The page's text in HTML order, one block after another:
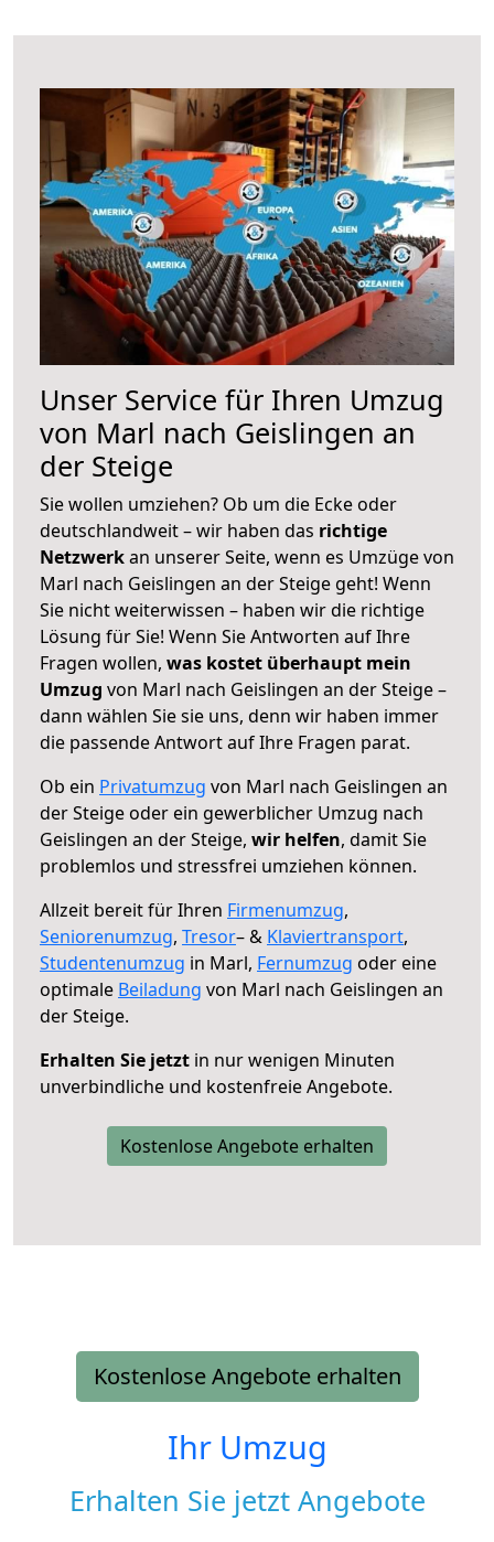
Unser Service für Ihren Umzug
von Marl nach Geislingen an
der Steige
Sie wollen umziehen? Ob um die Ecke oder
deutschlandweit – wir haben das richtige
Netzwerkan unserer Seite, wenn es Umzüge von
Marl nach Geislingen an der Steige geht! Wenn
Sie nicht weiterwissen – haben wir die richtige
Lösung für Sie! Wenn Sie Antworten auf Ihre
Fragen wollen, was kostet überhaupt mein
Umzug von Marl nach Geislingen an der Steige –
dann wählen Sie sie uns, denn wir haben immer
die passende Antwort auf Ihre Fragen parat.
Ob ein Privatumzug von Marl nach Geislingen an
der Steige oder ein gewerblicher Umzug nach
Geislingen an der Steige, wir helfen, damit Sie
problemlos und stressfrei umziehen können.
Allzeit bereit für Ihren Firmenumzug,
Seniorenumzug, Tresor– & Klaviertransport,
Studentenumzug in Marl, Fernumzug oder eine
optimale Beiladung von Marl nach Geislingen an
der Steige.
Erhalten Sie jetzt in nur wenigen Minuten
unverbindliche und kostenfreie Angebote.
Kostenlose Angebote erhalten
Kostenlose Angebote erhalten
Ihr Umzug
Erhalten Sie jetzt Angebote